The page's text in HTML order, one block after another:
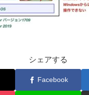
シェアする
Facebook